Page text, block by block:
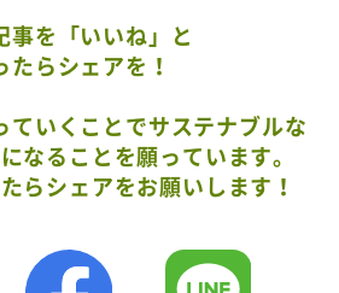
事を「いいね」と
たらシェアを！
ていくことでサステナブルな
なることを願っています。
らシェアをお願いします！